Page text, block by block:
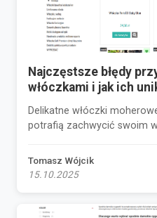
Najczęstsze błędy
włóczkami i jak ich
Delikatne włóczki
potrafią zachwycić swoim
Tomasz Wójcik
15.10.2025